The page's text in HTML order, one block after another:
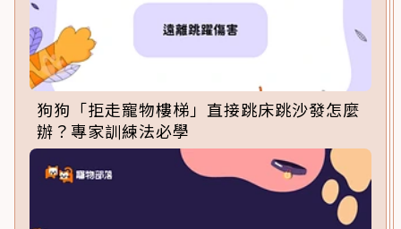
狗狗「拒走寵物樓梯」直接跳床跳沙發怎麼
辦？專家訓練法必學